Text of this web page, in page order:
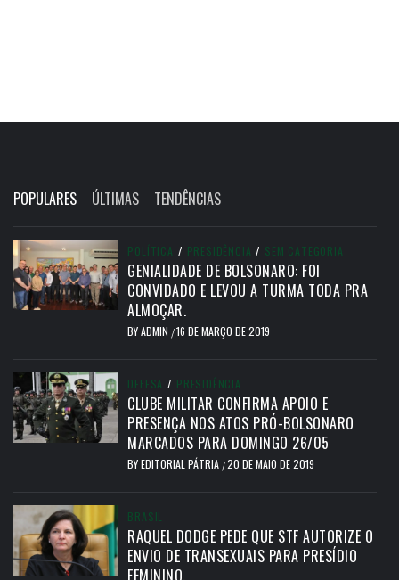
POPULARES ÚLTIMAS TENDÊNCIAS
POLÍTICA / PRESIDÊNCIA / SEM CATEGORIA
GENIALIDADE DE BOLSONARO: FOI
CONVIDADO E LEVOU A TURMA TODA PRA
ALMOÇAR.
BYADMIN /16 DE MARÇO DE 2019
DEFESA / PRESIDÊNCIA
CLUBE MILITAR CONFIRMA APOIO E
PRESENÇA NOS ATOS PRÓ-BOLSONARO
MARCADOS PARA DOMINGO 26/05
BYEDITORIAL PÁTRIA /20 DE MAIO DE 2019
BRASIL
RAQUEL DODGE PEDE QUE STF AUTORIZE O
ENVIO DE TRANSEXUAIS PARA PRESÍDIO
FEMININO.